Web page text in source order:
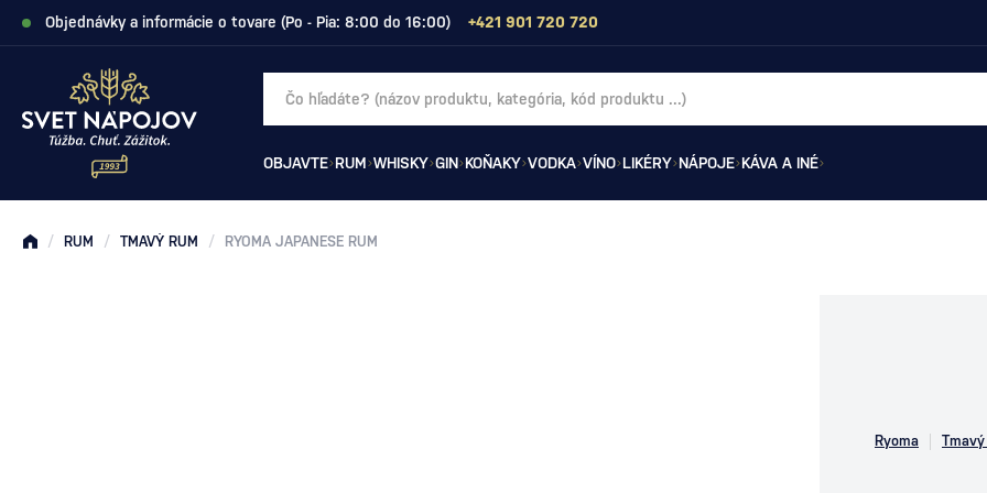
Objednávky a informácie o tovare (Po - Pia: 8:00 do 16:00) +421 901 720 720
OBJAVTE RUM WHISKY GIN KOŇAKY VODKA VÍNO LIKÉRY NÁPOJE KÁVA A INÉ
/ RUM / TMAVÝ RUM / RYOMA JAPANESE RUM
Ryoma